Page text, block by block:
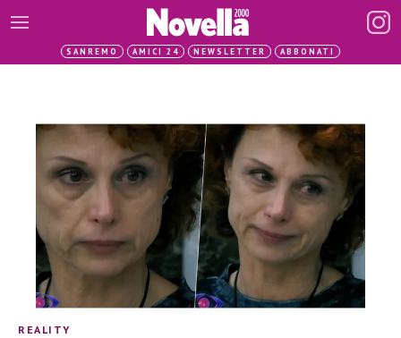
SANREMO AMICI 24 NEWSLETTER ABBONATI
REALITY